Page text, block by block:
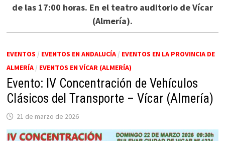
de las 17:00 horas. En el teatro auditorio de Vícar
(Almería).
EVENTOS / EVENTOS EN ANDALUCÍA/ EVENTOS EN LA PROVINCIA DE
ALMERÍA/ EVENTOS EN VÍCAR (ALMERÍA)
Evento: IV Concentración de Vehículos
Clásicos del Transporte – Vícar (Almería)
21 de marzo de 2026